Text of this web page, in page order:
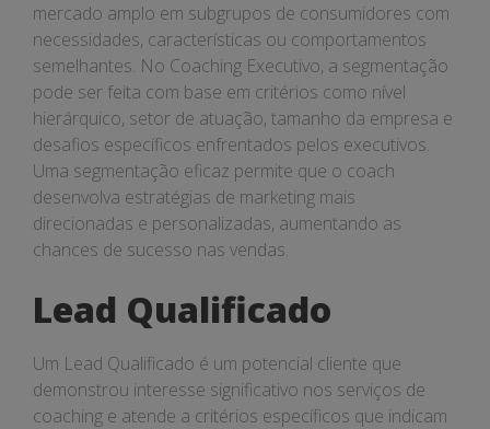
mercado amplo em subgrupos de consumidores com
necessidades, características ou comportamentos
semelhantes. No Coaching Executivo, a segmentação
pode ser feita com base em critérios como nível
hierárquico, setor de atuação, tamanho da empresa e
desafios específicos enfrentados pelos executivos.
Uma segmentação eficaz permite que o coach
desenvolva estratégias de marketing mais
direcionadas e personalizadas, aumentando as
chances de sucesso nas vendas.
Lead Qualificado
Um Lead Qualificado é um potencial cliente que
demonstrou interesse significativo nos serviços de
coaching e atende a critérios específicos que indicam